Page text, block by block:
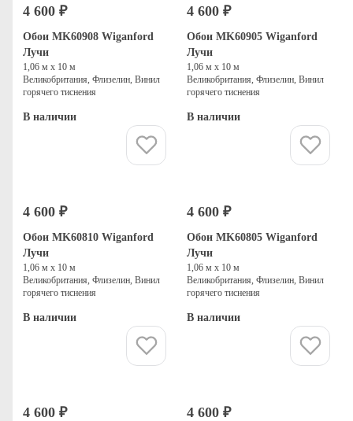
4 600 ₽
Обои MK60908 Wiganford
Лучи
1,06 м х 10 м
Великобритания, Флизелин, Винил
горячего тиснения
В наличии
4 600 ₽
Обои MK60905 Wiganford
Лучи
1,06 м х 10 м
Великобритания, Флизелин, Винил
горячего тиснения
В наличии
4 600 ₽
Обои MK60810 Wiganford
Лучи
1,06 м х 10 м
Великобритания, Флизелин, Винил
горячего тиснения
В наличии
4 600 ₽
Обои MK60805 Wiganford
Лучи
1,06 м х 10 м
Великобритания, Флизелин, Винил
горячего тиснения
В наличии
4 600 ₽ 4 600 ₽